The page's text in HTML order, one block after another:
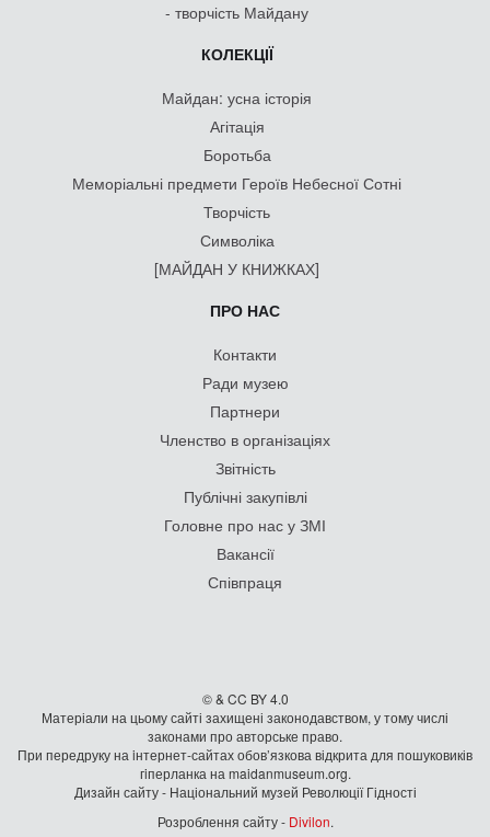
- творчість Майдану
КОЛЕКЦІЇ
Майдан: усна історія
Агітація
Боротьба
Меморіальні предмети Героїв Небесної Сотні
Творчість
Символіка
[МАЙДАН У КНИЖКАХ]
ПРО НАС
Контакти
Ради музею
Партнери
Членство в організаціях
Звітність
Публічні закупівлі
Головне про нас у ЗМІ
Вакансії
Співпраця
© & CC BY 4.0
Матеріали на цьому сайті захищені законодавством, у тому числі
законами про авторське право.
При передруку на iнтернет-сайтах обов’язкова відкрита для пошуковиків
гiперланка на maidanmuseum.org.
Дизайн сайту - Національний музей Революції Гідності
Розроблення сайту - Divilon.